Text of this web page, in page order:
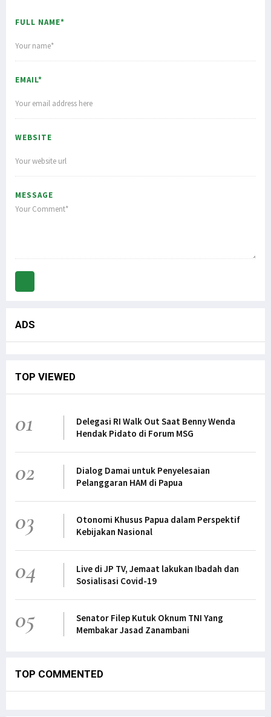
FULL NAME*
EMAIL*
WEBSITE
MESSAGE
ADS
TOP VIEWED
01
Delegasi RI Walk Out Saat Benny Wenda
Hendak Pidato di Forum MSG
02
Dialog Damai untuk Penyelesaian
Pelanggaran HAM di Papua
03
Otonomi Khusus Papua dalam Perspektif
Kebijakan Nasional
04
Live di JP TV, Jemaat lakukan Ibadah dan
Sosialisasi Covid-19
05
Senator Filep Kutuk Oknum TNI Yang
Membakar Jasad Zanambani
TOP COMMENTED